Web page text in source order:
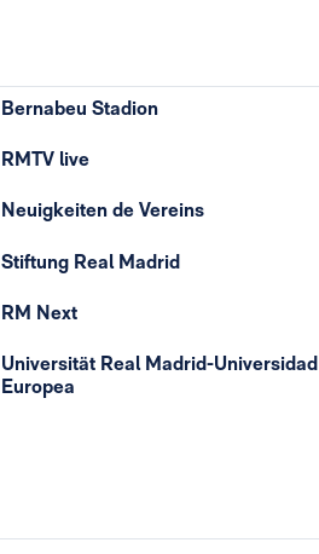
Bernabeu Stadion
RMTV live
Neuigkeiten de Vereins
Stiftung Real Madrid
RM Next
Universität Real Madrid-Universidad
Europea